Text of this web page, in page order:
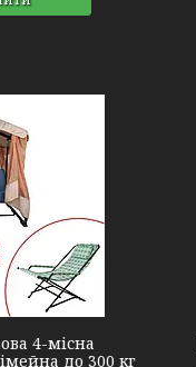
4-місна
до 300 кг